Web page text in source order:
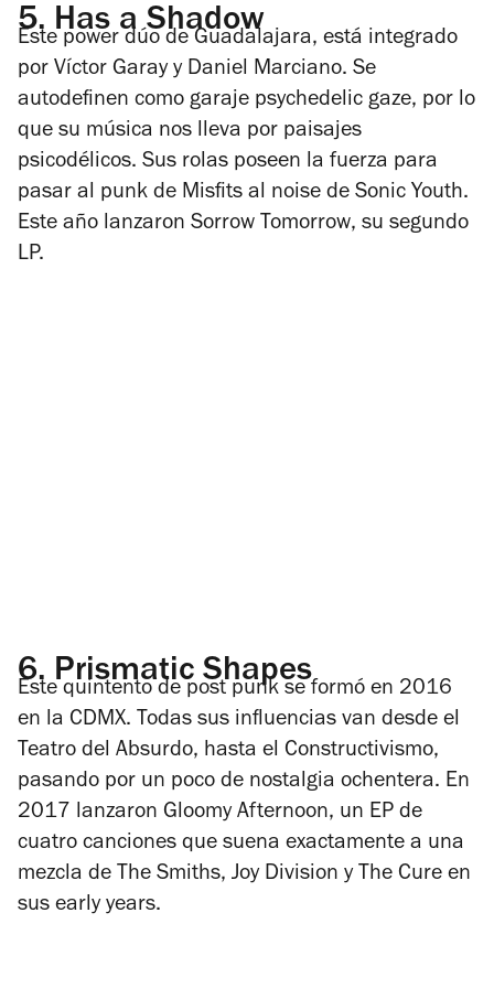
5. Has a Shadow
Este power dúo de Guadalajara, está integrado
por Víctor Garay y Daniel Marciano. Se
autodefinen como garaje psychedelic gaze, por lo
que su música nos lleva por paisajes
psicodélicos. Sus rolas poseen la fuerza para
pasar al punk de Misfits al noise de Sonic Youth.
Este año lanzaron Sorrow Tomorrow, su segundo
LP.
6. Prismatic Shapes
Este quintento de post punk se formó en 2016
en la CDMX. Todas sus influencias van desde el
Teatro del Absurdo, hasta el Constructivismo,
pasando por un poco de nostalgia ochentera. En
2017 lanzaron Gloomy Afternoon, un EP de
cuatro canciones que suena exactamente a una
mezcla de The Smiths, Joy Division y The Cure en
sus early years.